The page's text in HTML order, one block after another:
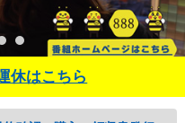
休はこちら